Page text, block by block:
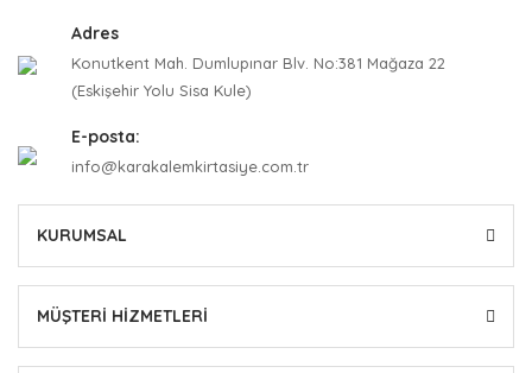
Adres
Konutkent Mah. Dumlupınar Blv. No:381 Mağaza 22
(Eskişehir Yolu Sisa Kule)
E-posta:
info@karakalemkirtasiye.com.tr
KURUMSAL
MÜŞTERİ HİZMETLERİ